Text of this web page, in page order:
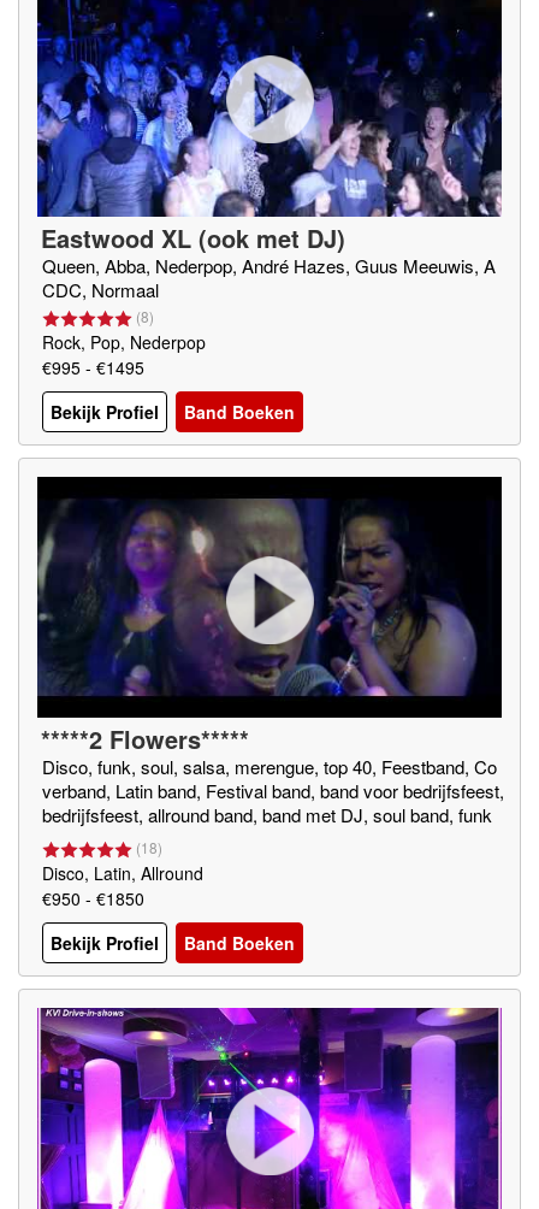
Eastwood XL (ook met DJ)
Queen, Abba, Nederpop, André Hazes, Guus Meeuwis, A
CDC, Normaal
(8)
Rock, Pop, Nederpop
€995 - €1495
Bekijk Profiel
Band Boeken
*****2 Flowers*****
Disco, funk, soul, salsa, merengue, top 40, Feestband, Co
verband, Latin band, Festival band, band voor bedrijfsfeest,
bedrijfsfeest, allround band, band met DJ, soul band, funk
band, top 40 band, gala band, bruiloft band, beste coverban
d, disco band
(18)
Disco, Latin, Allround
€950 - €1850
Bekijk Profiel
Band Boeken